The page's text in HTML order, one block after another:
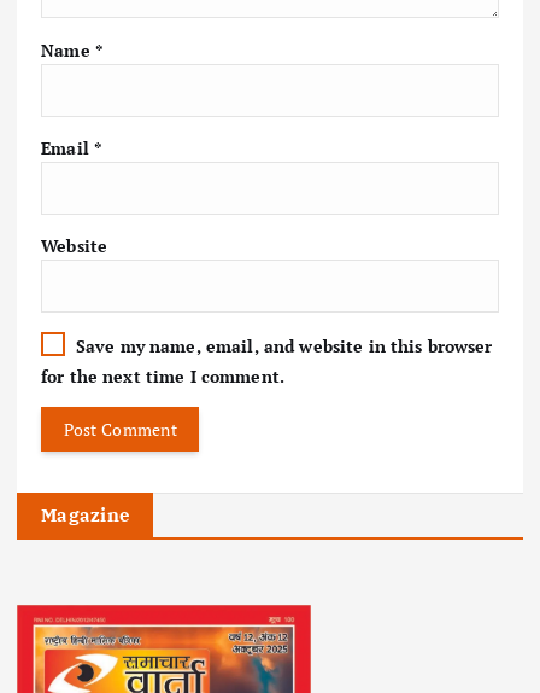
Name *
Email *
Website
Save my name, email, and website in this browser
for the next time I comment.
Magazine